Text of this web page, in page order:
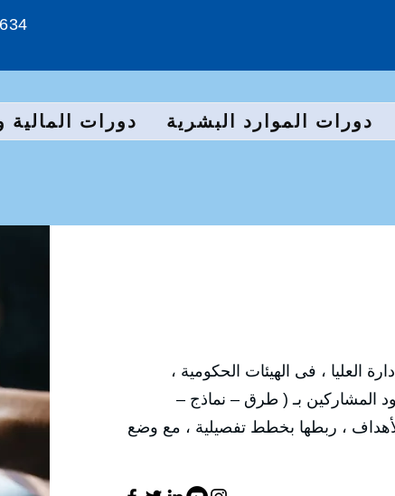
دورات الموارد البشرية دورات المالية
العليا ، فى الهيئات الحكومية ،
المشاركين بـ ( طرق – نماذج –
، ربطها بخطط تفصيلية ، مع وضع